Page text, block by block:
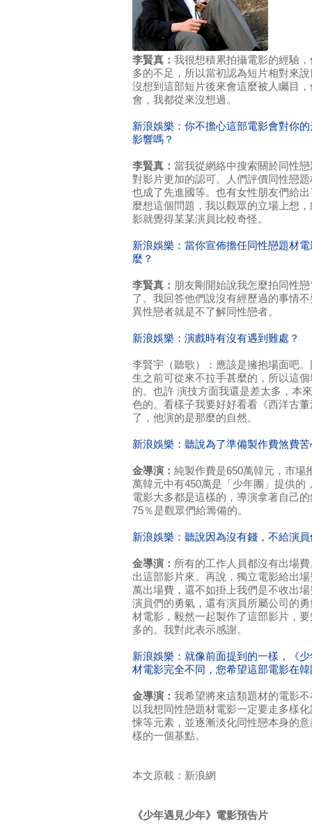
李賢真： 我很想積累拍攝電影的經驗
多的不足，所以當初認為短片相對來
沒想到這部短片後來會這麼被人矚目
會，我都從來沒想過。
新浪娛樂：你不擔心這部電影會對你
影響嗎？
李賢真： 當我從網絡中搜索關於同性
對影片更加的認可。人們評價同性戀
也成了先進國等。也有女性朋友們給
麼想這個問題，我以觀眾的立場上想
影就覺得某某演員比較奇怪。
新浪娛樂：當你宣佈擔任同性戀題材
麼？
李賢真： 朋友剛開始說我怎麼拍同性
了。我回答他們說沒有經歷過的事情
異性戀者就是不了解同性戀者。
新浪娛樂：演戲時有沒有遇到難處？
李賢宇（聽歌）：應該是擁抱場面吧
生之前可從來不拉手甚麼的，所以這
的。也許 演技方面我還是差太多，本
色的。看樣子我要好好看看《西洋古
了，他演的是那麼的自然。
新浪娛樂：聽說為了準備製作費煞費
金導演： 純製作費是650萬韓元，市場
萬韓元中有450萬是「少年團」提供的
電影大多都是這樣的，導演拿著自己
75％是觀眾們給籌備的。
新浪娛樂：聽說因為沒有錢，不給演
金導演： 所有的工作人員都沒有出場
出這部影片來。再說，獨立電影給出
萬出場費，還不如掛上我們是不收出
演員們的勇氣，還有演員所屬公司的
材電影，毅然一起製作了這部影片，
多的。我對此表示感謝。
新浪娛樂：就像前面提到的一樣，《
材電影完全不同，您希望這部電影在
金導演： 我希望將來這類題材的電影
以我想同性戀題材電影一定要走多樣
悚等元素，並逐漸淡化同性戀本身的
樣的一個基點。
本文原載：新浪網
《少年遇見少年》電影預告片